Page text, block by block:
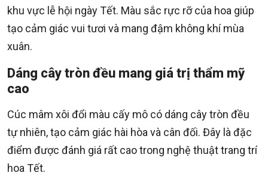
khu vực lễ hội ngày Tết. Màu sắc rực rỡ của hoa giúp
tạo cảm giác vui tươi và mang đậm không khí mùa
xuân.
Dáng cây tròn đều mang giá trị thẩm mỹ
cao
Cúc mâm xôi đổi màu cấy mô có dáng cây tròn đều
tự nhiên, tạo cảm giác hài hòa và cân đối. Đây là đặc
điểm được đánh giá rất cao trong nghệ thuật trang trí
hoa Tết.